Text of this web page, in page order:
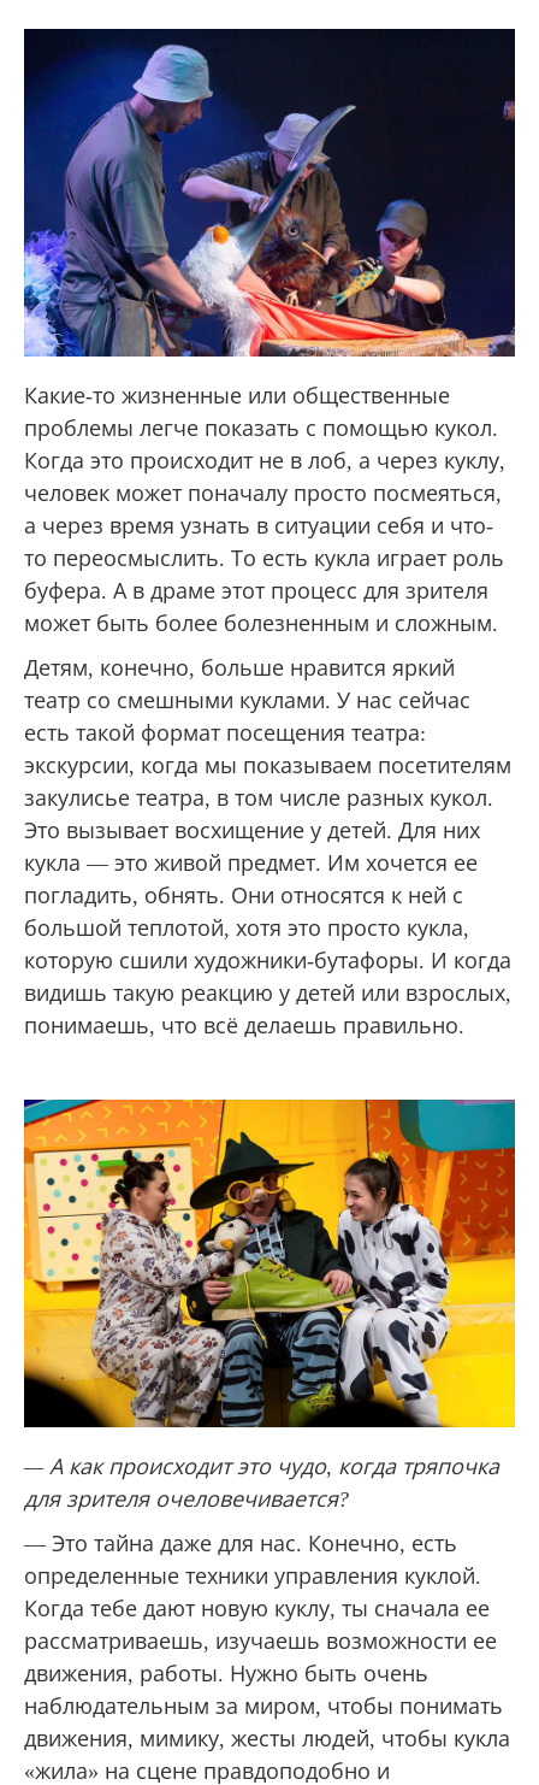
Какие-то жизненные или общественные
проблемы легче показать с помощью кукол.
Когда это происходит не в лоб, а через куклу,
человек может поначалу просто посмеяться,
а через время узнать в ситуации себя и что-
то переосмыслить. То есть кукла играет роль
буфера. А в драме этот процесс для зрителя
может быть более болезненным и сложным.
Детям, конечно, больше нравится яркий
театр со смешными куклами. У нас сейчас
есть такой формат посещения театра:
экскурсии, когда мы показываем посетителям
закулисье театра, в том числе разных кукол.
Это вызывает восхищение у детей. Для них
кукла — это живой предмет. Им хочется ее
погладить, обнять. Они относятся к ней с
большой теплотой, хотя это просто кукла,
которую сшили художники-бутафоры. И когда
видишь такую реакцию у детей или взрослых,
понимаешь, что всё делаешь правильно.
— А как происходит это чудо, когда тряпочка
для зрителя очеловечивается?
— Это тайна даже для нас. Конечно, есть
определенные техники управления куклой.
Когда тебе дают новую куклу, ты сначала ее
рассматриваешь, изучаешь возможности ее
движения, работы. Нужно быть очень
наблюдательным за миром, чтобы понимать
движения, мимику, жесты людей, чтобы кукла
«жила» на сцене правдоподобно и